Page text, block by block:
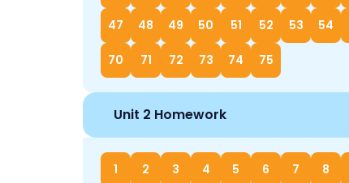
47 48 49 50 51 52 53 54
70 71 72 73 74 75
Unit 2 Homework
1 2 3 4 5 6 7 8